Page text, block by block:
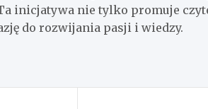
Ta inicjatywa nie tylko promuje
do rozwijania pasji i wiedzy.